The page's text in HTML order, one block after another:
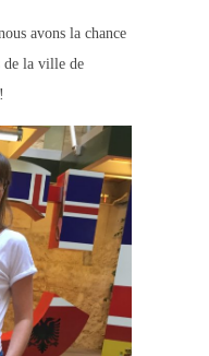
avons la chance
de la ville de